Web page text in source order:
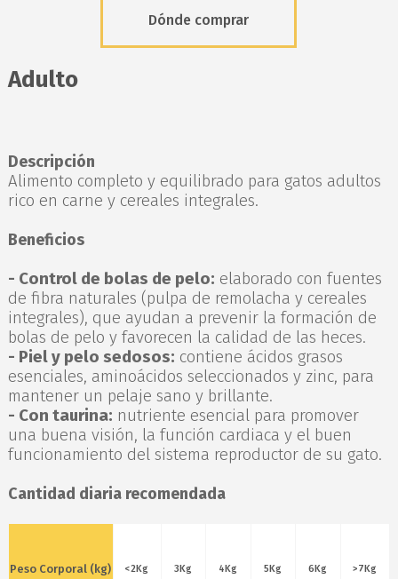
Dónde comprar
Adulto
Descripción
Alimento completo y equilibrado para gatos adultos
rico en carne y cereales integrales.
Beneficios
- Control de bolas de pelo: elaborado con fuentes
de fibra naturales (pulpa de remolacha y cereales
integrales), que ayudan a prevenir la formación de
bolas de pelo y favorecen la calidad de las heces.
- Piel y pelo sedosos: contiene ácidos grasos
esenciales, aminoácidos seleccionados y zinc, para
mantener un pelaje sano y brillante.
- Con taurina: nutriente esencial para promover
una buena visión, la función cardiaca y el buen
funcionamiento del sistema reproductor de su gato.
Cantidad diaria recomendada
Peso Corporal (kg) <2Kg 3Kg 4Kg 5Kg 6Kg >7Kg